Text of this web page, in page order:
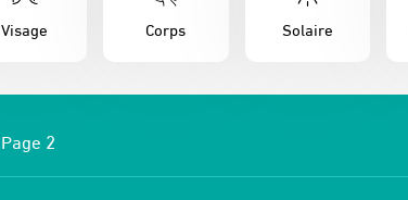
Visage Corps Solaire
Page 2